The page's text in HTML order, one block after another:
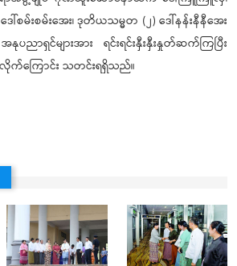
စမ်းစမ်းအေး၊ ဒုတိယသမ္မတ (၂) ဒေါ်နန်းနီနီအေး
ညာရှင်များအား ရင်းရင်းနှီးနှီးနှုတ်ဆက်ကြပြီး
လိုက်ကြောင်း သတင်းရရှိသည်။